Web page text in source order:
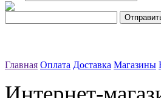
Главная Оплата Доставка Магазины